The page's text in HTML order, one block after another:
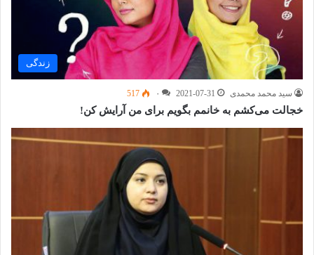
زندگی
سید محمد محمدی 2021-07-31 ۰ 517
خجالت می‌کشم به خانمم بگویم برای من آرایش کن!